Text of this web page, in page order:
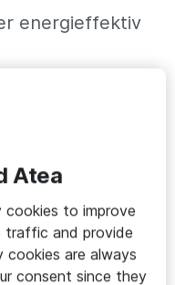
energieffektiv
Atea
to improve
traffic and provide
cookies are always
consent since they